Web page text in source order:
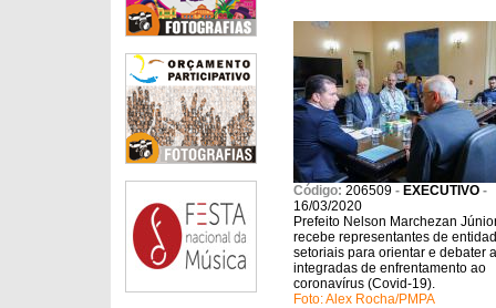
Código: 206509 - EXECUTIVO -
16/03/2020
Prefeito Nelson Marchezan
recebe representantes de
setoriais para orientar e debater
integradas de enfrentamento ao
coronavírus (Covid-19).
Foto: Alex Rocha/PMPA